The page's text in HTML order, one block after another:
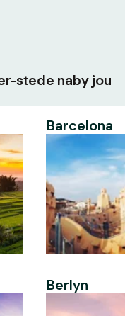
stede naby jou
Barcelona
Berlyn